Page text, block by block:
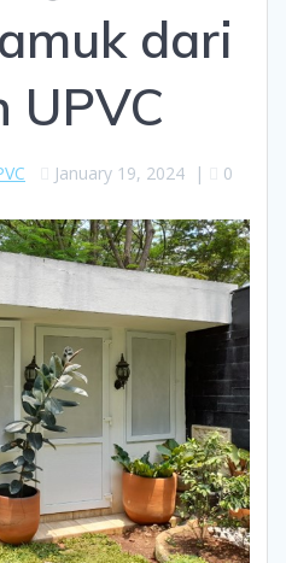
dari
UPVC
January 19, 2024 | 0